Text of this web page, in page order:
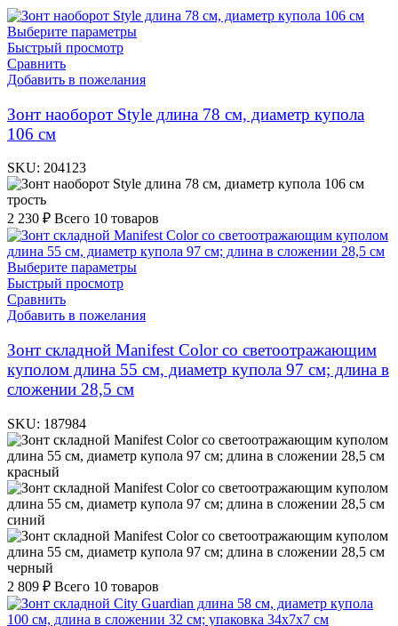
Выберите параметры
Быстрый просмотр
Сравнить
Добавить в пожелания
Зонт наоборот Style длина 78 см, диаметр купола
106 см
SKU: 204123
трость
2 230 ₽ Всего 10 товаров
Выберите параметры
Быстрый просмотр
Сравнить
Добавить в пожелания
Зонт складной Manifest Color со светоотражающим
куполом длина 55 см, диаметр купола 97 см; длина в
сложении 28,5 см
SKU: 187984
красный
синий
черный
2 809 ₽ Всего 10 товаров